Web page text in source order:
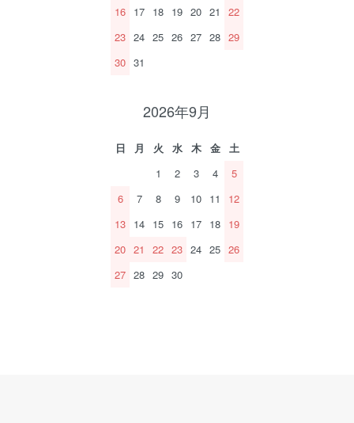
16 17 18 19 20 21
22
23 24 25 26 27 28 29
30 31
2026年9月
日 月 火 水 木 金
土
1
2 3 4
5
6
7 8 9 10 11
12
13 14 15 16 17 18 19
20 21 22 23 24 25 26
27 28 29 30